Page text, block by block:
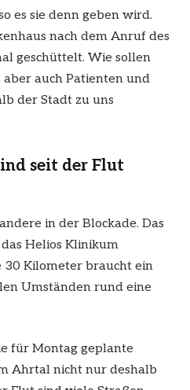
es sie denn geben wird.
nach dem Anruf des
geschüttelt. Wie sollen
auch Patienten und
der Stadt zu uns
seit der Flut
in der Blockade. Das
Helios Klinikum
30 Kilometer braucht ein
Umständen rund eine
für Montag geplante
Ahrtal nicht nur deshalb